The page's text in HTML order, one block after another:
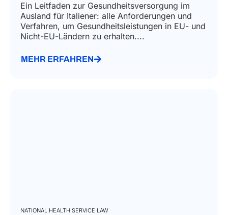
Ein Leitfaden zur Gesundheitsversorgung im
Ausland für Italiener: alle Anforderungen und
Verfahren, um Gesundheitsleistungen in EU- und
Nicht-EU-Ländern zu erhalten....
MEHR ERFAHREN
NATIONAL HEALTH SERVICE LAW